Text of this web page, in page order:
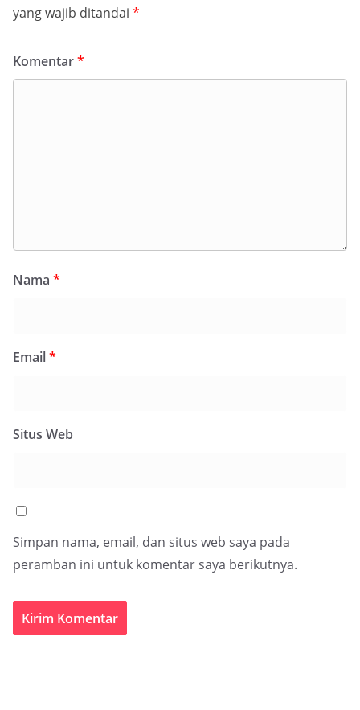
yang wajib ditandai *
Komentar*
Nama *
Email*
Situs Web
Simpan nama, email, dan situs web saya pada
peramban ini untuk komentar saya berikutnya.